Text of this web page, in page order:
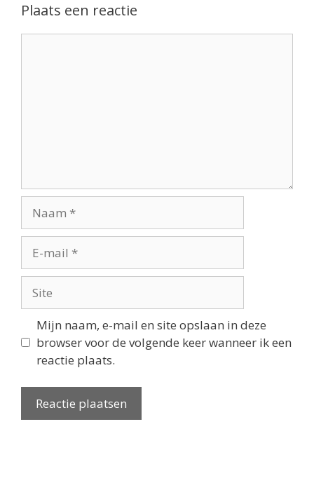
Plaats een reactie
Mijn naam, e-mail en site opslaan in deze
browser voor de volgende keer wanneer ik een
reactie plaats.